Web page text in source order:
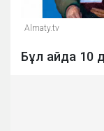
Almaty.tv
Бұл айда 10